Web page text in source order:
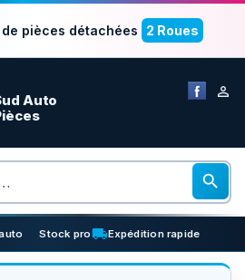
pièces détachées 2 Roues

Auto

inventory_2
Stock prolocal_shippingExpédition rapide